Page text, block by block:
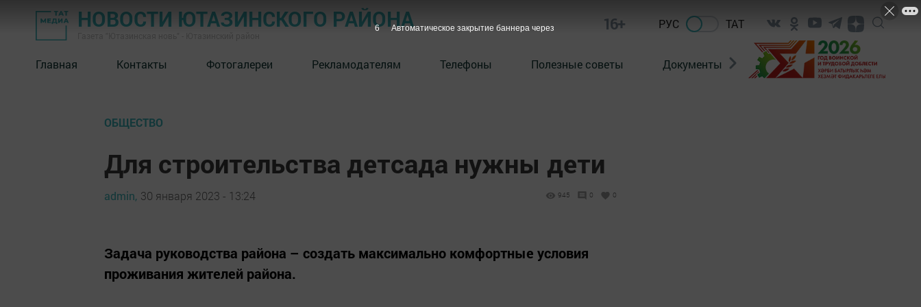
НОВОСТИ ЮТАЗИНСКОГО РАЙОНА 16+ РУС ТАТ
Главная Контакты Фотогалереи Рекламодателям Телефоны Полезные советы Документы Патриотизм
ОБЩЕСТВО
Для строительства детсада нужны дети
admin, 30 января 2023 - 13:24 945 0 0
Задача руководства района – создать максимально комфортные условия
проживания жителей района.
5 Автоматическое закрытие баннера через